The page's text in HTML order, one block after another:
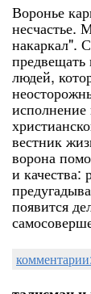
Воронье
несчастье.
накаркал".
предвещать
людей,
вестник
ворона
и качества:
появится